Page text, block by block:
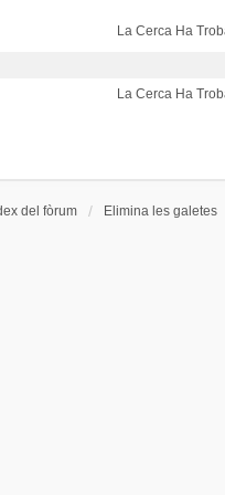
La Cerca Ha
La Cerca Ha
del fòrum Elimina les galetes